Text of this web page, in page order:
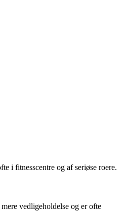
i fitnesscentre og af seriøse roere.
vedligeholdelse og er ofte